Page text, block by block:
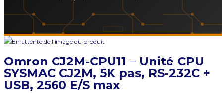
Omron CJ2M-CPU11 – Unité CPU
SYSMAC CJ2M, 5K pas, RS-232C +
USB, 2560 E/S max